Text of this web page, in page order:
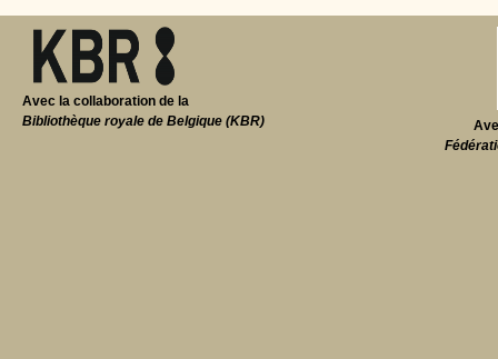
Avec la collaboration de la
Bibliothèque royale de Belgique (KBR)